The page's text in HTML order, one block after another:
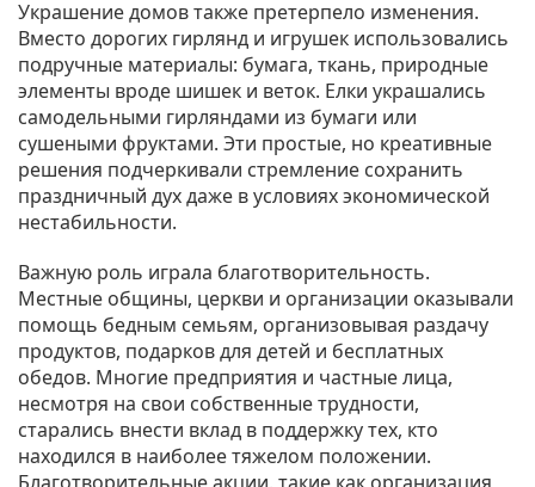
Украшение домов также претерпело изменения.
Вместо дорогих гирлянд и игрушек использовались
подручные материалы: бумага, ткань, природные
элементы вроде шишек и веток. Елки украшались
самодельными гирляндами из бумаги или
сушеными фруктами. Эти простые, но креативные
решения подчеркивали стремление сохранить
праздничный дух даже в условиях экономической
нестабильности.
Важную роль играла благотворительность.
Местные общины, церкви и организации оказывали
помощь бедным семьям, организовывая раздачу
продуктов, подарков для детей и бесплатных
обедов. Многие предприятия и частные лица,
несмотря на свои собственные трудности,
старались внести вклад в поддержку тех, кто
находился в наиболее тяжелом положении.
Благотворительные акции, такие как организация